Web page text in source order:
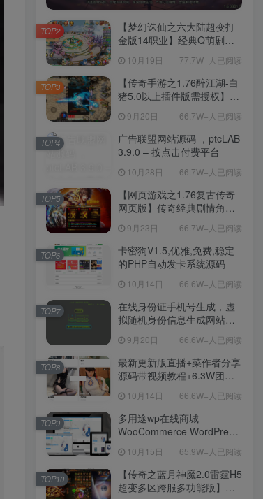
【梦幻诛仙之六大陆超变打
金版14职业】经典Q萌剧情
Linux服务端源码视频架设教
程-新版多功能GM网页后台
工具-安卓苹果IOS双端版
本！
10月19日 77.7W+人已阅读
TOP2
【传奇手游之1.76醉江湖-白
猪5.0以上插件版需授权】三
手游-Win服务端源码视频架
设教程-新版GM多功能网页
授权物品后台-九层妖塔-法宠
系统-历练殿堂-尸家重地-GM
直冲网页后台-安卓苹果IOS
双端版本！
9月20日 66.7W+人已阅读
TOP3
广告联盟网站源码 ，ptcLAB
3.9.0 – 按点击付费平台
10月28日 66.7W+人已阅读
TOP4
【网页游戏之1.76复古传奇
网页版】传奇经典剧情角色
Win服务端源码视频架设教
程！
9月23日 66.7W+人已阅读
TOP5
卡密狗V1.5,优雅,免费,稳定
的PHP自动发卡系统源码
10月14日 66.6W+人已阅读
TOP6
在线身份证手机号生成，虚
拟随机身份信息生成网站源
9月20日 66.6W+人已阅读
TOP7
最新更新版直播+菜作者分享
源码带视频教程+6.3W团购
【源码+教程】
10月14日 66.6W+人已阅读
TOP8
多用途wp在线商城
WooCommerce WordPress
10月15日 65.9W+人已阅读
TOP9
【传奇之蓝月神魔2.0雷霆H5
超变多区跨服多功能版】三
TOP10